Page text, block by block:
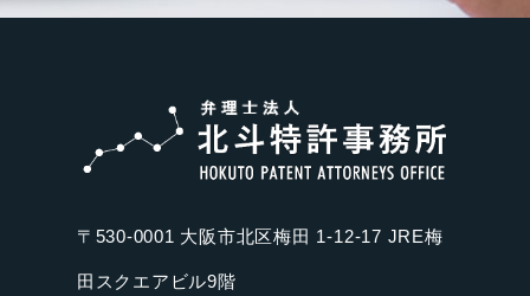
〒530-0001 大阪市北区梅田 1-12-17 JRE梅
田スクエアビル9階